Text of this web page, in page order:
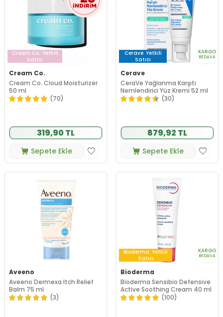
Cream Co. Yetkili
Satıcı
Cream Co.
Cream Co. Cloud Moisturizer
50 ml
(70)
319,90 TL
Sepete Ekle
Cerave Yetkili
Satıcı
KARGO
BEDAVA
Cerave
CeraVe Yağlanma Karşıtı
Nemlendirici Yüz Kremi 52 ml
(30)
879,92 TL
Sepete Ekle
Aveeno
Aveeno Dermexa Itch Relief
Balm 75 ml
(3)
Bioderma Yetkili
Satıcı
KARGO
BEDAVA
Bioderma
Bioderma Sensibio Defensive
Active Soothing Cream 40 ml
(100)